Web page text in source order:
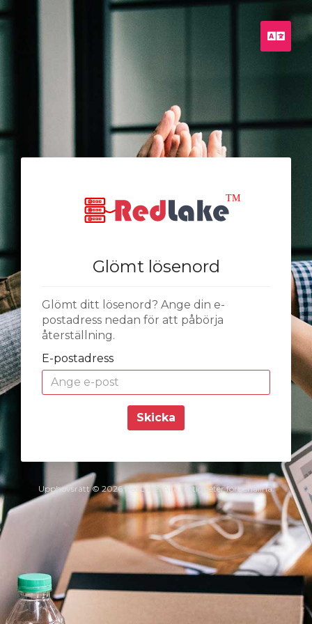
Glömt lösenord
Glömt ditt lösenord? Ange din e-
postadress nedan för att påbörja
återställning.
E-postadress
Skicka
Upphovsrätt © 2026 RedLake. Alla rättigheter förbehållna.